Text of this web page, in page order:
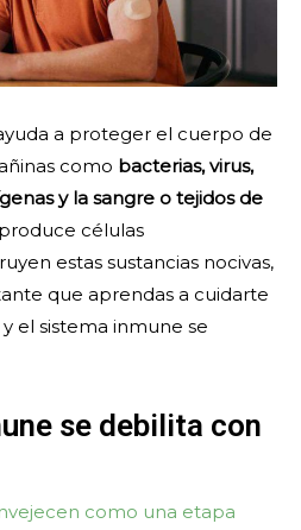
a proteger el cuerpo de
como bacterias, virus,
y la sangre o tejidos de
produce células
estas sustancias nocivas,
que aprendas a cuidarte
el sistema inmune se
se debilita con
como una etapa